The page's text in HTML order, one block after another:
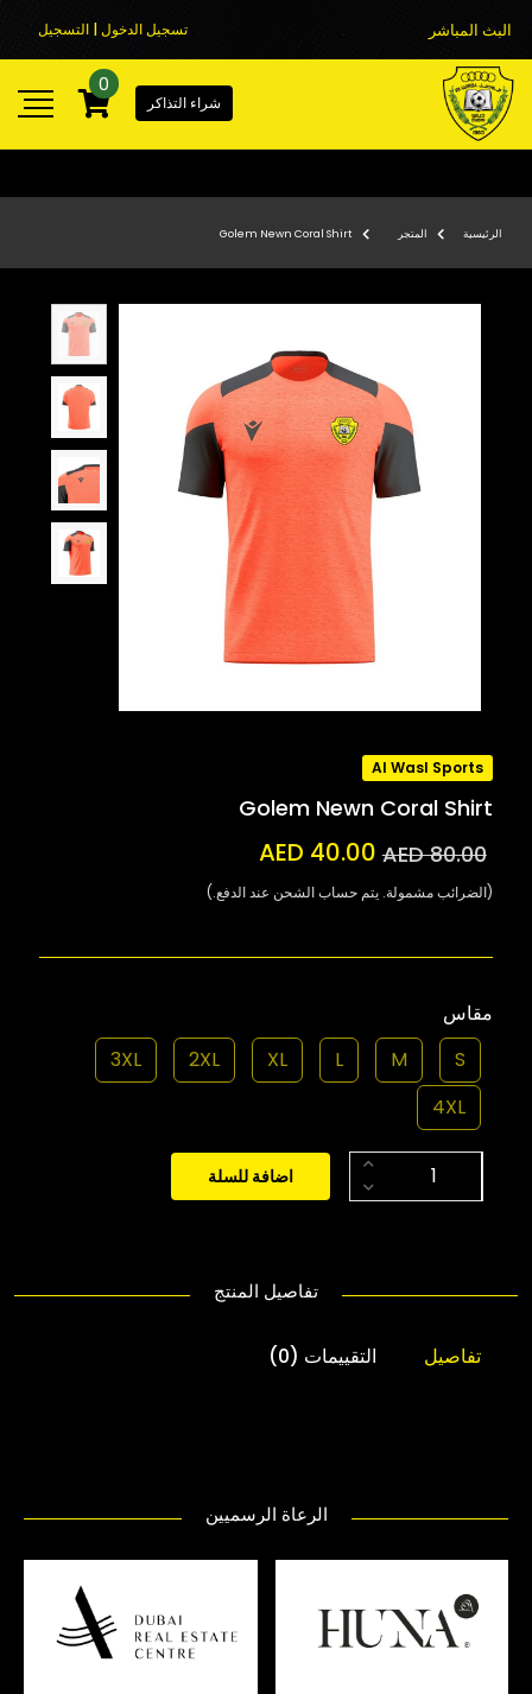
البث المباشر تسجيل الدخول | التسجيل
شراء التذاكر
0
الرئيسية المتجر Golem Newn Coral Shirt
Al Wasl Sports
Golem Newn Coral Shirt
AED 80.00
AED 40.00
(الضرائب مشمولة. يتم حساب الشحن عند الدفع.)
مقاس
S
M
L
XL
2XL
3XL
4XL
اضافة للسلة
تفاصيل المنتج
تفاصيل التقييمات (0)
الرعاة الرسميين